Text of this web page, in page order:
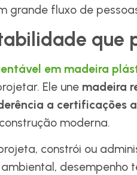
grande fluxo de
que
em madeira
Ele une madeira
a certificações
moderna.
constrói ou
desempenho